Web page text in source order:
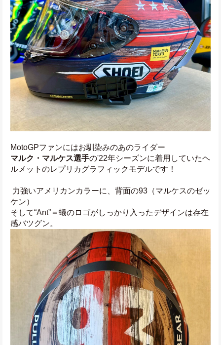
MotoGPファンにはお馴染みのあのライダー
マルク・マルケス選手の'22年シーズンに着用していたヘ
ルメットのレプリカグラフィックモデルです！
ケン）
そして“Ant”＝蟻のロゴがしっかり入ったデザインは存在
感バツグン。